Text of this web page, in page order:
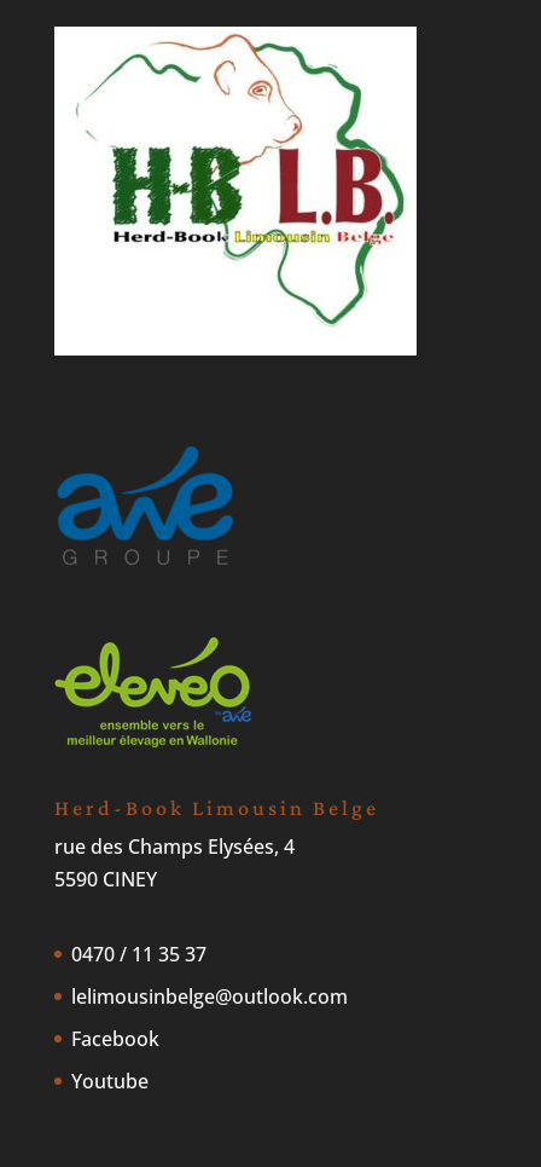
Herd-Book Limousin Belge
rue des Champs Elysées, 4
5590 CINEY
0470 / 11 35 37
lelimousinbelge@outlook.com
Facebook
Youtube